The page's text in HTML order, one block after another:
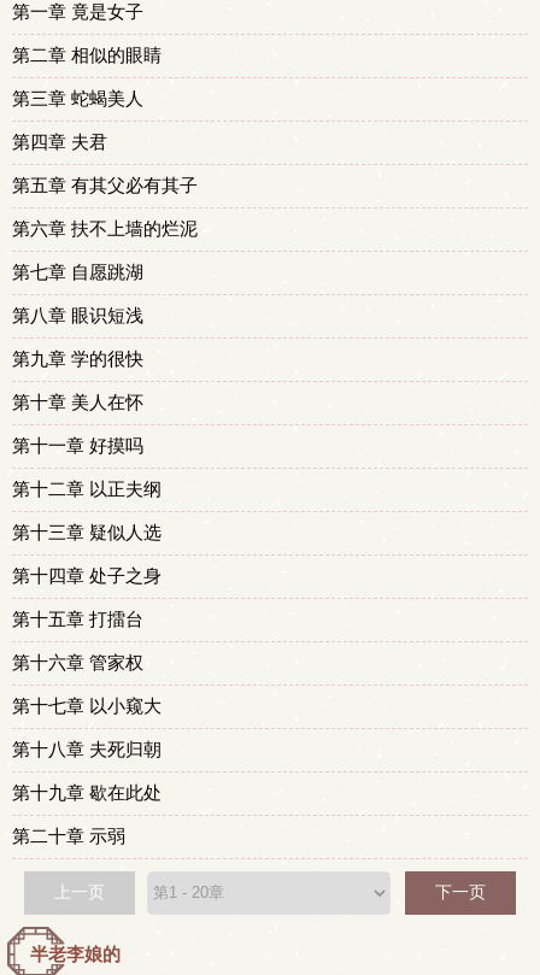
第一章 竟是女子
第二章 相似的眼睛
第三章 蛇蝎美人
第四章 夫君
第五章 有其父必有其子
第六章 扶不上墙的烂泥
第七章 自愿跳湖
第八章 眼识短浅
第九章 学的很快
第十章 美人在怀
第十一章 好摸吗
第十二章 以正夫纲
第十三章 疑似人选
第十四章 处子之身
第十五章 打擂台
第十六章 管家权
第十七章 以小窥大
第十八章 夫死归朝
第十九章 歇在此处
第二十章 示弱
上一页 下一页
半老李娘的